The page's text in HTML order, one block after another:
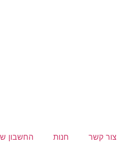
צור קשר חנות החשבון